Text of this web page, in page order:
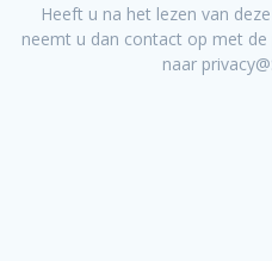
Heeft u na het lezen van
neemt u dan contact op met
naar